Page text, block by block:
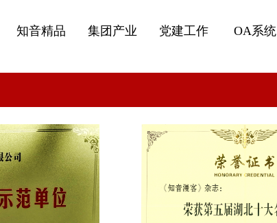
知音精品 集团产业 党建工作 OA系统